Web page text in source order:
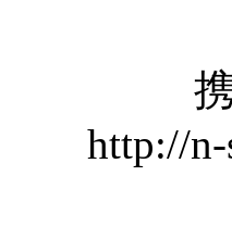
http://